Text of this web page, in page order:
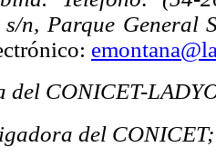
s/n, Parque General
del CONICET-
del